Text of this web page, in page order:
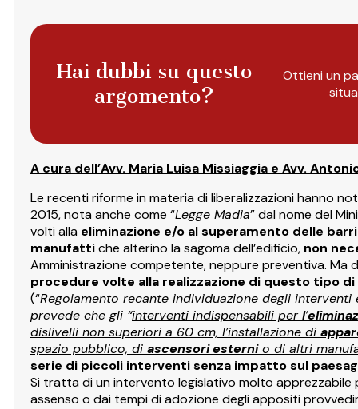
Hai dubbi su questo
argomento?
Ottieni un
A cura dell’Avv. Maria Luisa Missiaggia e Avv.
Le recenti riforme in materia di liberalizzazioni hanno
2015, nota anche come “Legge Madia” dal nome del
volti alla eliminazione e/o al superamento delle
manufattiche alterino la sagoma dell’edificio, non
Amministrazione competente, neppure preventiva. Ma
procedure volte alla realizzazione di questo tipo
(“Regolamento recante individuazione degli
prevede che gli “interventi indispensabili perl’
dislivelli non superiori a 60 cm, l’installazione di
spazio pubblico, di ascensori esternio di altri
serie di piccoli interventi senza impatto sul
Si tratta di un intervento legislativo molto
assenso o dai tempi di adozione degli appositi